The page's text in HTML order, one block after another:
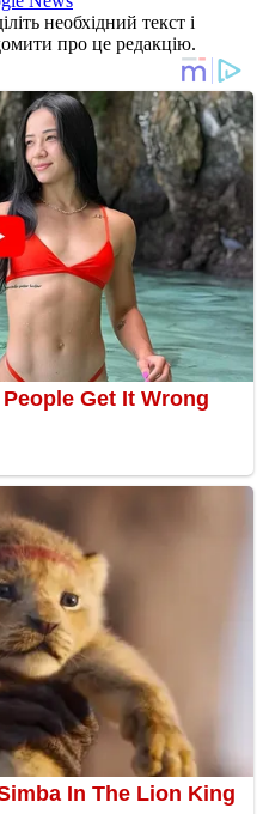
необхідний текст і
про це редакцію.